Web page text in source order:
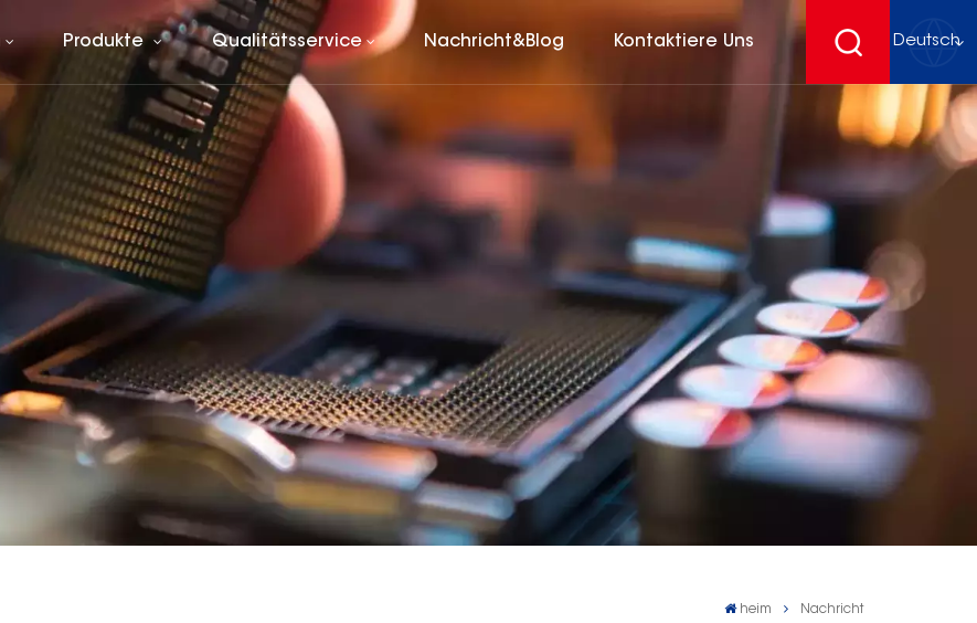
Produkte Qualitätsservice Nachricht&Blog Kontaktiere Uns Deutsch
English
Deutsch
español
русский
heim Nachricht